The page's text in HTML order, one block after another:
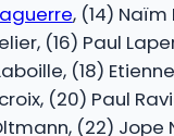
, (14) Naïm
(16) Paul
(18)
(20) Paul
(22) Jope